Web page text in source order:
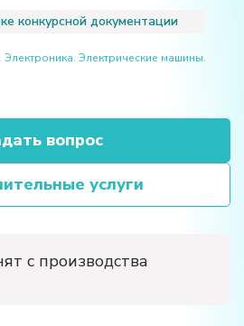
конкурсной документации
Электроника. Электрические машины.
вопрос
услуги
с производства